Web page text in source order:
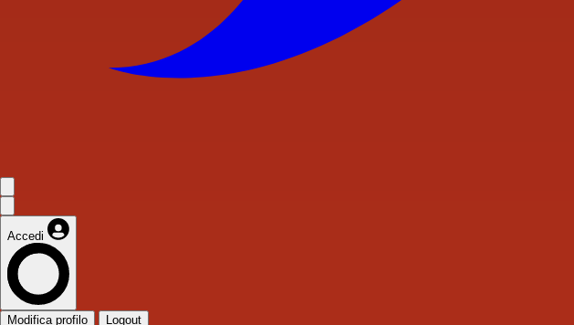
Accedi
Modifica profilo Logout